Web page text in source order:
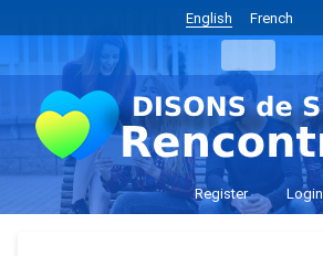
English French
Register Login